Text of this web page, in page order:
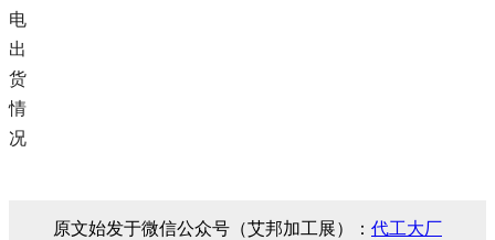
原文始发于微信公众号（艾邦加工展）： 代工大厂